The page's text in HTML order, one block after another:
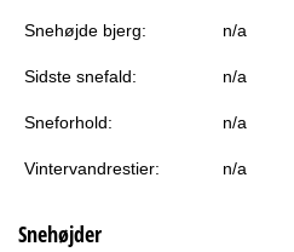
Snehøjde bjerg: n/a
Sidste snefald: n/a
Sneforhold: n/a
Vintervandrestier: n/a
Snehøjder